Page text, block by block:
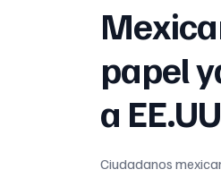
papel
a
Ciudadanos